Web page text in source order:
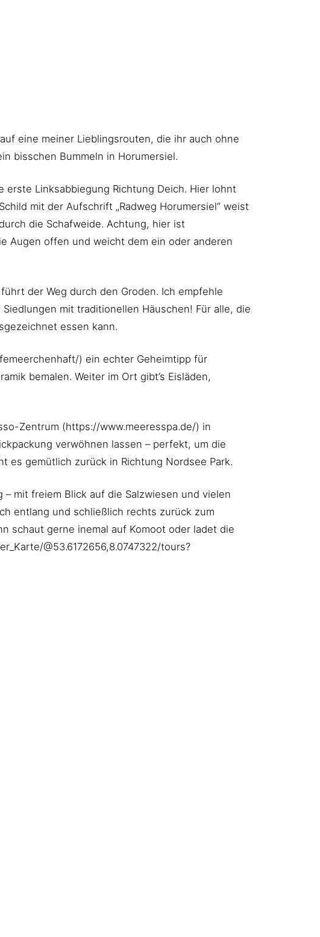
eine meiner Lieblingsrouten, die ihr auch ohne
bisschen Bummeln in Horumersiel.
erste Linksabbiegung Richtung Deich. Hier lohnt
mit der Aufschrift „Radweg Horumersiel“ weist
die Schafweide. Achtung, hier ist
Augen offen und weicht dem ein oder anderen
der Weg durch den Groden. Ich empfehle
mit traditionellen Häuschen! Für alle, die
essen kann.
) ein echter Geheimtipp für
bemalen. Weiter im Ort gibt’s Eisläden,
Zentrum (https://www.meeresspa.de/) in
verwöhnen lassen – perfekt, um die
es gemütlich zurück in Richtung Nordsee Park.
mit freiem Blick auf die Salzwiesen und vielen
entlang und schließlich rechts zurück zum
schaut gerne inemal auf Komoot oder ladet die
@53.6172656,8.0747322/tours?